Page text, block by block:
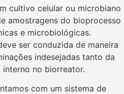
cultivo celular ou microbiano
amostragens do bioprocesso
e microbiológicas.
ser conduzida de maneira
indesejadas tanto da
no biorreator.
com um sistema de